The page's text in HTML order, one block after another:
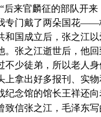
后来官麟征的部队开
专门戴了两朵国花——
和国成立后，张之江
。张之江逝世后，他
不少徒弟，所以老人
上拿出好多报刊、实
纪念馆的馆长王祥还
致信张之江，毛泽东